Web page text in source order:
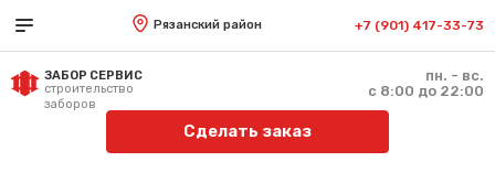
Рязанский район +7 (901) 417-33-73
ЗАБОР СЕРВИС
строительство
заборов
пн. - вс.
с 8:00 до 22:00
Сделать заказ